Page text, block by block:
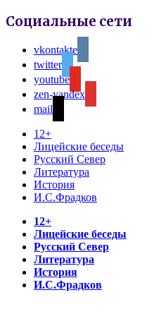
Социальные сети
vkontakte
twitter
youtube
zen-yandex
mail
12+
Лицейские беседы
Русский Север
Литература
История
И.С.Фрадков
12+
Лицейские беседы
Русский Север
Литература
История
И.С.Фрадков